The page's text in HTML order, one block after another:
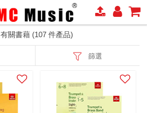
有關書藉 (107 件產品)
篩選